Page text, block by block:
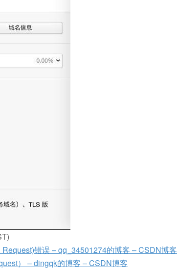
错误 – qq_34501274的博客 – CSDN博客
） – dingqk的博客 – CSDN博客